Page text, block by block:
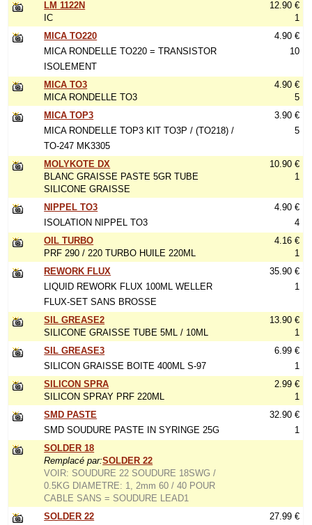
LM 1122N
IC
12.90 €
1
MICA TO220
MICA RONDELLE TO220 = TRANSISTOR
ISOLEMENT
4.90 €
10
MICA TO3
MICA RONDELLE TO3
4.90 €
5
MICA TOP3
MICA RONDELLE TOP3 KIT TO3P / (TO218) /
TO-247 MK3305
3.90 €
5
MOLYKOTE DX
BLANC GRAISSE PASTE 5GR TUBE
SILICONE GRAISSE
10.90 €
1
NIPPEL TO3
ISOLATION NIPPEL TO3
4.90 €
4
OIL TURBO
PRF 290 / 220 TURBO HUILE 220ML
4.16 €
1
REWORK FLUX
LIQUID REWORK FLUX 100ML WELLER
FLUX-SET SANS BROSSE
35.90 €
1
SIL GREASE2
SILICONE GRAISSE TUBE 5ML / 10ML
13.90 €
1
SIL GREASE3
SILICON GRAISSE BOITE 400ML S-97
6.99 €
1
SILICON SPRA
SILICON SPRAY PRF 220ML
2.99 €
1
SMD PASTE
SMD SOUDURE PASTE IN SYRINGE 25G
32.90 €
1
SOLDER 18
Remplacé par:SOLDER 22
VOIR: SOUDURE 22 SOUDURE 18SWG /
0.5KG DIAMETRE: 1, 2mm 60 / 40 POUR
CABLE SANS = SOUDURE LEAD1
SOLDER 22
27.99 €